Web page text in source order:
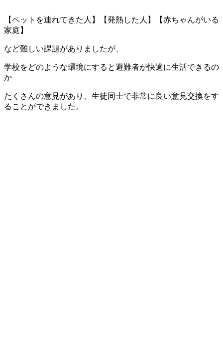
【ペットを連れてきた人】【発熱した人】【赤ちゃんがいる
家庭】
など難しい課題がありましたが、
学校をどのような環境にすると避難者が快適に生活できるの
か
たくさんの意見があり、生徒同士で非常に良い意見交換をす
ることができました。